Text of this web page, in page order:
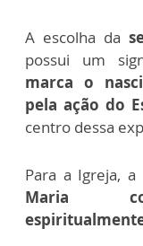
A escolha da
possui um
marca o
pela ação do
centro dessa
Para a Igreja,
Maria